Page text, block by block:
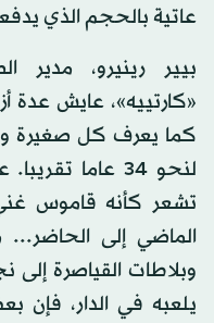
عاتية بالحجم الذي
بيير رينيرو، مدير
«كارتييه»، عايش عدة
كما يعرف كل صغيرة
لنحو 34 عاما
تشعر كأنه قاموس
الماضي إلى
وبلاطات القياصرة إلى
يلعبه في الدار، فإن